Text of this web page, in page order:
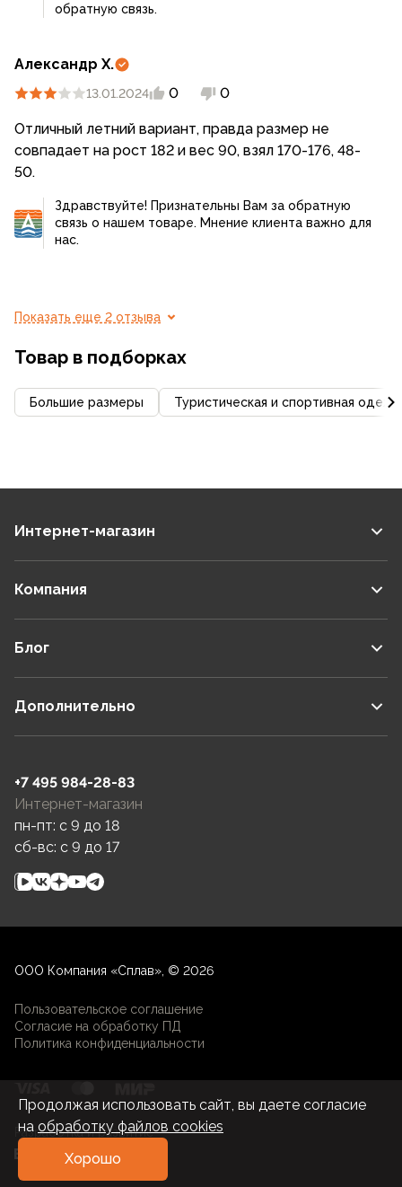
обратную связь.
Александр Х.
13.01.2024 0 0
Отличный летний вариант, правда размер не
совпадает на рост 182 и вес 90, взял 170-176, 48-
50.
Здравствуйте! Признательны Вам за обратную
связь о нашем товаре. Мнение клиента важно для
нас.
Показать еще 2 отзыва
Товар в подборках
Большие размеры Туристическая и спортивная
Интернет-магазин
Компания
Блог
Дополнительно
+7 495 984-28-83
Интернет-магазин
пн-пт: c 9 до 18
сб-вс: c 9 до 17
ООО Компания «Сплав», © 2026
Пользовательское соглашение
Согласие на обработку ПД
Политика конфиденциальности
Разработка и развитие
Продолжая использовать сайт, вы даете согласие
на обработку файлов cookies
Хорошо